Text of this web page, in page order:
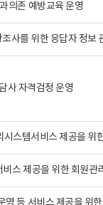
의존 예방교육 운영
사를 위한 응답자 정보
사 자격검정 운영
스템서비스 제공을 위
스 제공을 위한 회원관리